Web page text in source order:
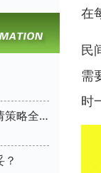
个人信用贷款需要什么手续和条件？申请策略全流程指南
在
民
需
时